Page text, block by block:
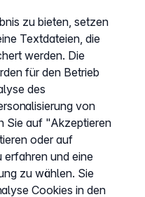
zu bieten, setzen
Textdateien, die
werden. Die
für den Betrieb
des
von
Sie auf "Akzeptieren
oder auf
und eine
zu wählen. Sie
Cookies in den